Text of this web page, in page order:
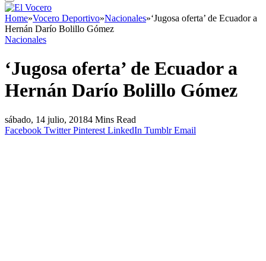
Home»Vocero Deportivo»Nacionales»‘Jugosa oferta’ de Ecuador a
Hernán Darío Bolillo Gómez
Nacionales
‘Jugosa oferta’ de Ecuador a
Hernán Darío Bolillo Gómez
sábado, 14 julio, 20184 Mins Read
Facebook Twitter Pinterest LinkedIn Tumblr Email